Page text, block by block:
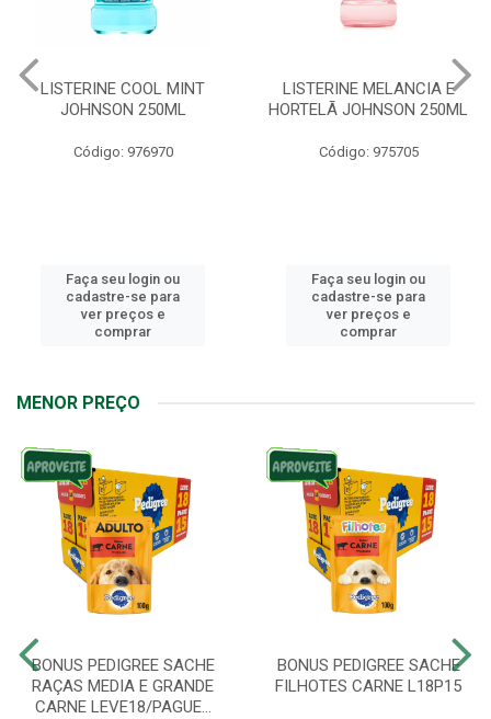
LISTERINE MELANCIA E
HORTELÃ JOHNSON 250ML
Código: 975705
Faça seu login ou
cadastre-se para
ver preços e
comprar
ABSORVENTE SEMPRE
LIVRE ADAPT SUAVE
Código: 961997
Faça seu login ou
cadastre-se para
ver preços e
comprar
MENOR PREÇO
BONUS PEDIGREE SACHE
RAÇAS MEDIA E GRANDE
CARNE LEVE18/PAGUE...
BONUS PEDIGREE SACHE
FILHOTES CARNE L18P15